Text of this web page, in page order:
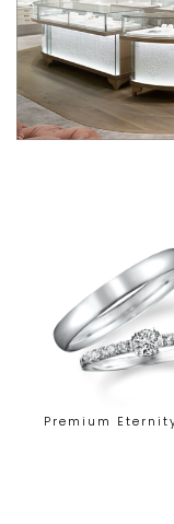
Premium